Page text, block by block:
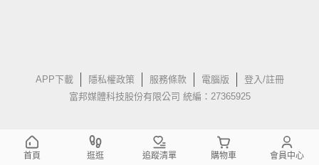
APP下載 隱私權政策 服務條款 電腦版
登入/註冊
富邦媒體科技股份有限公司 統編：27365925
首頁 逛逛 追蹤清單 購物車 會員中心